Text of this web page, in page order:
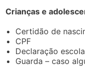
Crianças e
Certidão de
CPF
Declaração
Guarda – caso